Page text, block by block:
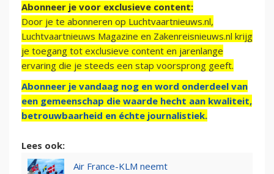
Abonneer je voor exclusieve content:
Door je te abonneren op Luchtvaartnieuws.nl,
Luchtvaartnieuws Magazine en Zakenreisnieuws.nl krijg
je toegang tot exclusieve content en jarenlange
ervaring die je steeds een stap voorsprong geeft.
Abonneer je vandaag nog en word onderdeel van
een gemeenschap die waarde hecht aan kwaliteit,
betrouwbaarheid en échte journalistiek.
Lees ook:
Air France-KLM neemt